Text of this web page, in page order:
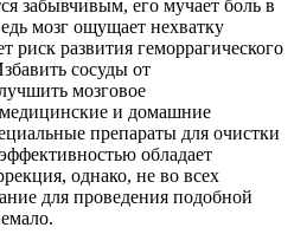
забывчивым, его мучает боль в
мозг ощущает нехватку
риск развития геморрагического
сосуды от
мозговое
и домашние
препараты для очистки
обладает
однако, не во всех
для проведения подобной